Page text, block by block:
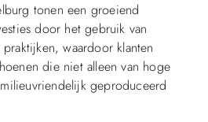
tonen een groeiend
door het gebruik van
waardoor klanten
die niet alleen van hoge
geproduceerd